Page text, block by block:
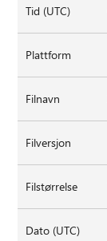
Tid (UTC)
Plattform
Filnavn
Filversjon
Filstørrelse
Dato (UTC)